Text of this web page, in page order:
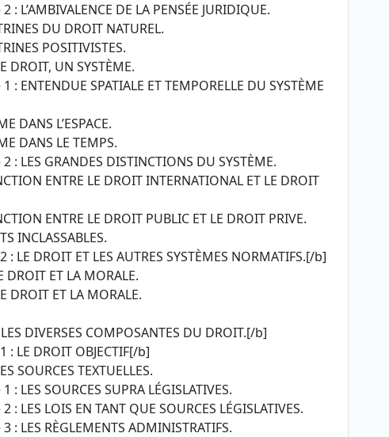
: L’AMBIVALENCE DE LA PENSÉE JURIDIQUE.
DU DROIT NATUREL.
POSITIVISTES.
DROIT, UN SYSTÈME.
: ENTENDUE SPATIALE ET TEMPORELLE DU SYSTÈME
DANS L’ESPACE.
DANS LE TEMPS.
: LES GRANDES DISTINCTIONS DU SYSTÈME.
ENTRE LE DROIT INTERNATIONAL ET LE DROIT
ENTRE LE DROIT PUBLIC ET LE DROIT PRIVE.
INCLASSABLES.
LE DROIT ET LES AUTRES SYSTÈMES NORMATIFS.[/b]
DROIT ET LA MORALE.
DROIT ET LA MORALE.
DIVERSES COMPOSANTES DU DROIT.[/b]
: LE DROIT OBJECTIF[/b]
SOURCES TEXTUELLES.
: LES SOURCES SUPRA LÉGISLATIVES.
: LES LOIS EN TANT QUE SOURCES LÉGISLATIVES.
: LES RÈGLEMENTS ADMINISTRATIFS.